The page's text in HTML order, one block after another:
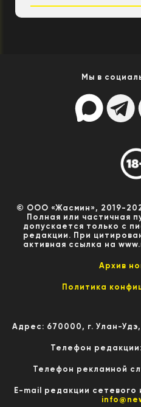
Мы в
© ООО «Жасмин», 2019-
Полная или частичная
допускается только с
редакции. При
активная ссылка на
Архив
Политика
Адрес: 670000, г. Улан-
Телефон
Телефон рекламной
E-mail редакции сетевого